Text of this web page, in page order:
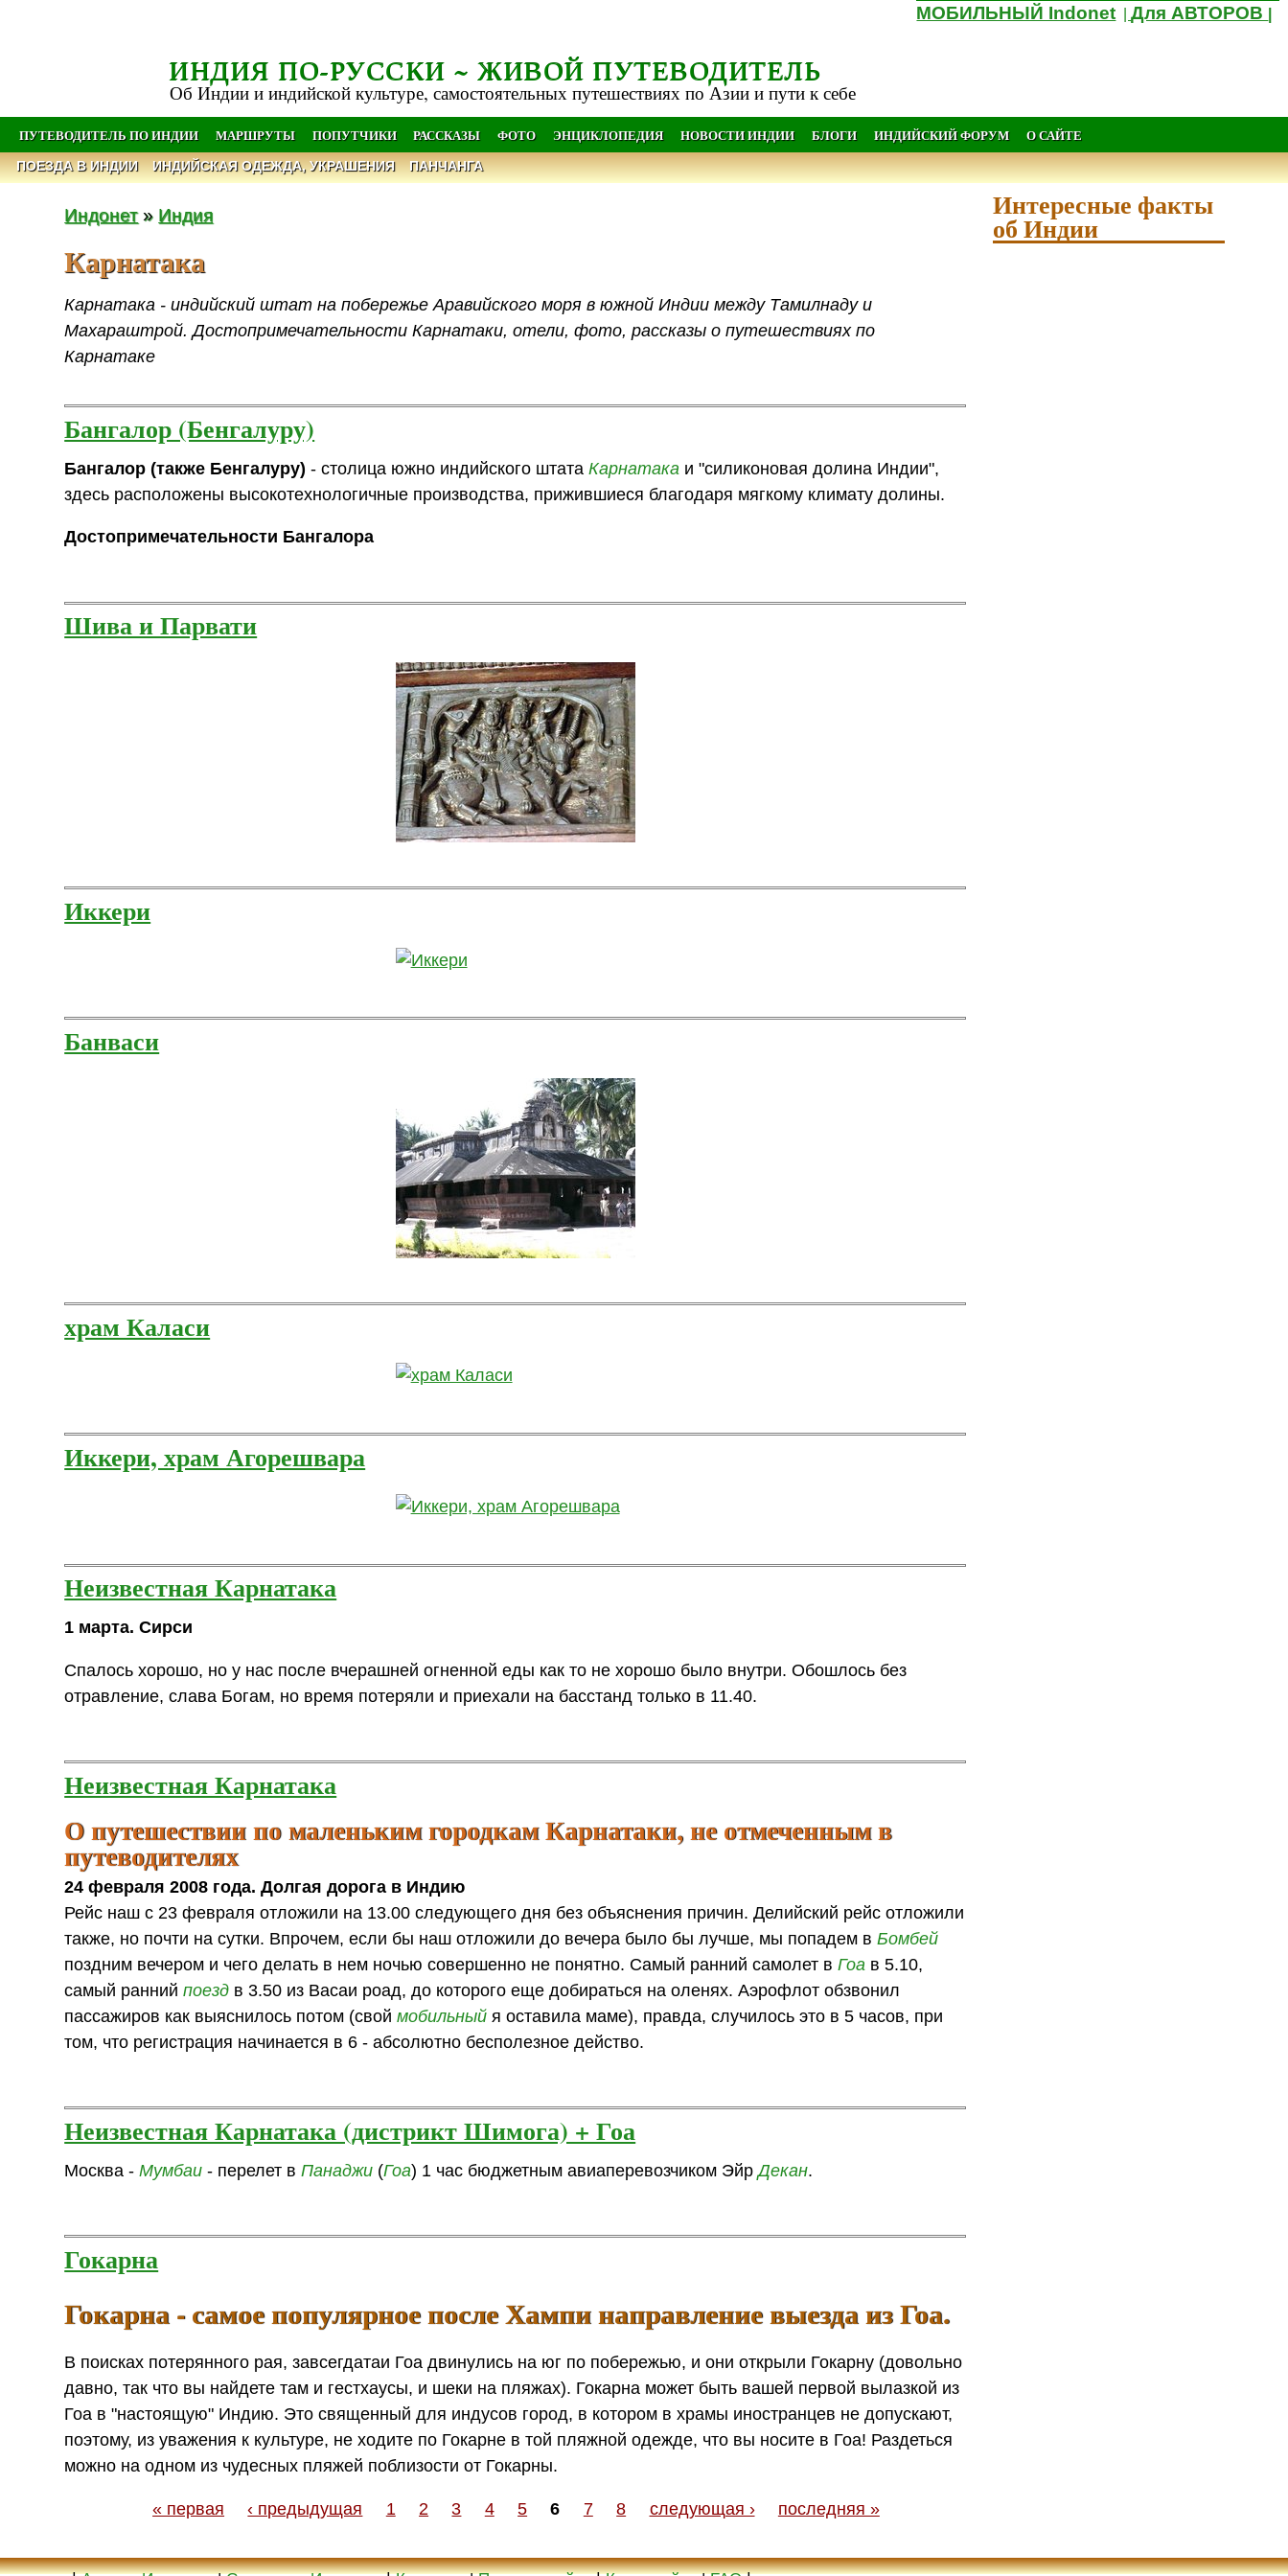
МОБИЛЬНЫЙ Indonet |Для АВТОРОВ
ИНДИЯ ПО-РУССКИ ~ ЖИВОЙ ПУТЕВОДИТЕЛЬ
Об Индии и индийской культуре, самостоятельных путешествиях по Азии и пути к себе
ПУТЕВОДИТЕЛЬ ПО ИНДИИ МАРШРУТЫ ПОПУТЧИКИ РАССКАЗЫ ФОТО ЭНЦИКЛОПЕДИЯ НОВОСТИ ИНДИИ БЛОГИ ИНДИЙСКИЙ ФОРУМ О САЙТЕ
ПОЕЗДА В ИНДИИ ИНДИЙСКАЯ ОДЕЖДА, УКРАШЕНИЯ ПАНЧАНГА
Индонет» Индия
Карнатака
Карнатака - индийский штат на побережье Аравийского моря в южной Индии между Тамилнаду и
Махараштрой. Достопримечательности Карнатаки, отели, фото, рассказы о путешествиях по
Карнатаке
Бангалор (Бенгалуру)
Бангалор (также Бенгалуру)- столица южно индийского штатаКарнатака и "силиконовая долина Индии",
здесь расположены высокотехнологичные производства, прижившиеся благодаря мягкому климату долины.
Достопримечательности Бангалора
Шива и Парвати
Иккери
Банваси
храм Каласи
Иккери, храм Агорешвара
Неизвестная Карнатака
1 марта. Сирси
Спалось хорошо, но у нас после вчерашней огненной еды как то не хорошо было внутри. Обошлось без
отравление, слава Богам, но время потеряли и приехали на басстанд только в 11.40.
Неизвестная Карнатака
О путешествии по маленьким городкам Карнатаки, не отмеченным в
путеводителях
24 февраля 2008 года. Долгая дорога в Индию
Рейс наш c 23 февраля отложили на 13.00 следующего дня без объяснения причин. Делийский рейс отложили
также, но почти на сутки. Впрочем, если бы наш отложили до вечера было бы лучше, мы попадем вБомбей
поздним вечером и чего делать в нем ночью совершенно не понятно. Самый ранний самолет вГоа в 5.10,
самый раннийпоезд в 3.50 из Васаи роад, до которого еще добираться на оленях. Аэрофлот обзвонил
пассажиров как выяснилось потом (своймобильный я оставила маме), правда, случилось это в 5 часов, при
том, что регистрация начинается в 6 - абсолютно бесполезное действо.
Неизвестная Карнатака (дистрикт Шимога) + Гоа
Москва -Мумбаи - перелет вПанаджи (Гоа) 1 час бюджетным авиаперевозчиком ЭйрДекан.
Гокарна
Гокарна - самое популярное после Хампи направление выезда из Гоа.
В поисках потерянного рая, завсегдатаи Гоа двинулись на юг по побережью, и они открыли Гокарну (довольно
давно, так что вы найдете там и гестхаусы, и шеки на пляжах). Гокарна может быть вашей первой вылазкой из
Гоа в "настоящую" Индию. Это священный для индусов город, в котором в храмы иностранцев не допускают,
поэтому, из уважения к культуре, не ходите по Гокарне в той пляжной одежде, что вы носите в Гоа! Раздеться
можно на одном из чудесных пляжей поблизости от Гокарны.
« первая ‹ предыдущая 1 2 3 4 5 6 7 8 следующая › последняя »
Интересные факты
об Индии